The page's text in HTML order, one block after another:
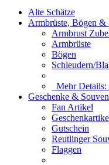
Alte Schätze
Armbrüste, Bögen &
Armbrust
Armbrüste
Bögen
Schleudern/
Mehr Details:
Geschenke &
Fan Artikel
Gutschein
Reutlinger
Flaggen